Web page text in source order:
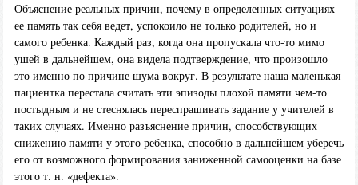
Объяснение реальных причин, почему в определенных ситуациях
ее память так себя ведет, успокоило не только родителей, но и
самого ребенка. Каждый раз, когда она пропускала что-то мимо
ушей в дальнейшем, она видела подтверждение, что произошло
это именно по причине шума вокруг. В результате наша маленькая
пациентка перестала считать эти эпизоды плохой памяти чем-то
постыдным и не стеснялась переспрашивать задание у учителей в
таких случаях. Именно разъяснение причин, способствующих
снижению памяти у этого ребенка, способно в дальнейшем уберечь
его от возможного формирования заниженной самооценки на базе
этого т. н. «дефекта».